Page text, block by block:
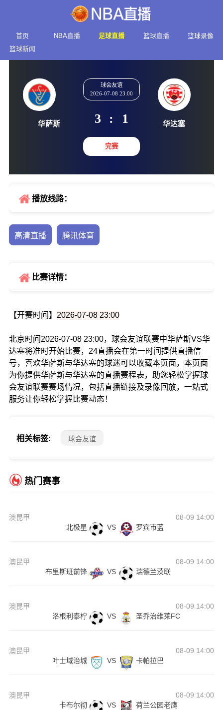
首页 NBA直播 足球直播 篮球直播
篮球录像
篮球新闻
2026-07-08 23:00
3 :
播放线路：
高清直播 腾讯体育
比赛详情：
【开赛时间】 2026-07-08 23:00
北京时间2026-07-08 23:00，球会友谊联赛中华萨斯VS华
达塞将准时开始比赛，24直播会在第一时间提供直播信
号，喜欢华萨斯与华达塞的球迷可以收藏本页面，本页面
为你提供华萨斯与华达塞的直播赛程表，助您轻松掌握球
会友谊联赛赛场情况，包括直播链接及录像回放，一站式
服务让你轻松掌握比赛动态！
相关标签: 球会友谊
热门赛事
澳昆甲
08-09 14:00
北极星
VS 罗宾市蓝
澳昆甲
08-09 14:00
布里斯班前锋
VS 瑞德兰茨联
澳昆甲
08-09 14:00
洛根利泰柠
VS 圣乔治维莱FC
澳昆甲
08-09 14:00
叶士域治城
VS 卡帕拉巴
澳昆甲
08-09 14:00
卡布尔彻
VS 荷兰公园老鹰